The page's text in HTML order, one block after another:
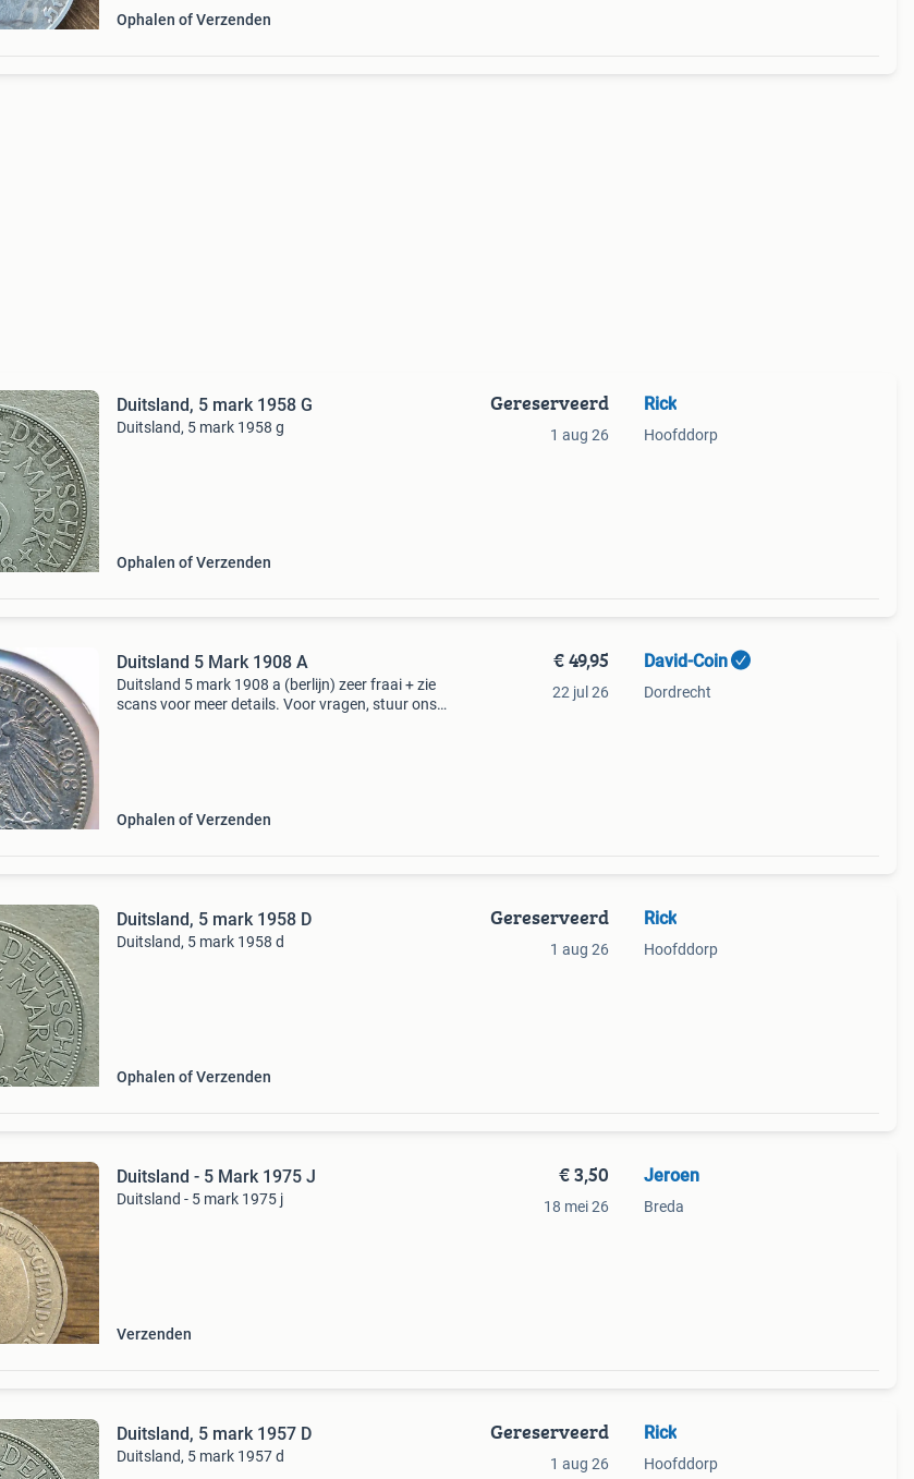
Ophalen of Verzenden
Duitsland, 5 mark 1958 G
Duitsland, 5 mark 1958 g
Ophalen of Verzenden
Gereserveerd
1 aug 26
Rick
Hoofddorp
Duitsland 5 Mark 1908 A
Duitsland 5 mark 1908 a (berlijn) zeer fraai + zie
scans voor meer details. Voor vragen, stuur ons
Ophalen of Verzenden
€ 49,95
22 jul 26
David-Coin
Dordrecht
Duitsland, 5 mark 1958 D
Duitsland, 5 mark 1958 d
Ophalen of Verzenden
Gereserveerd
1 aug 26
Rick
Hoofddorp
Duitsland - 5 Mark 1975 J
Duitsland - 5 mark 1975 j
Verzenden
€ 3,50
18 mei 26
Jeroen
Breda
Duitsland, 5 mark 1957 D
Duitsland, 5 mark 1957 d
Gereserveerd
1 aug 26
Rick
Hoofddorp